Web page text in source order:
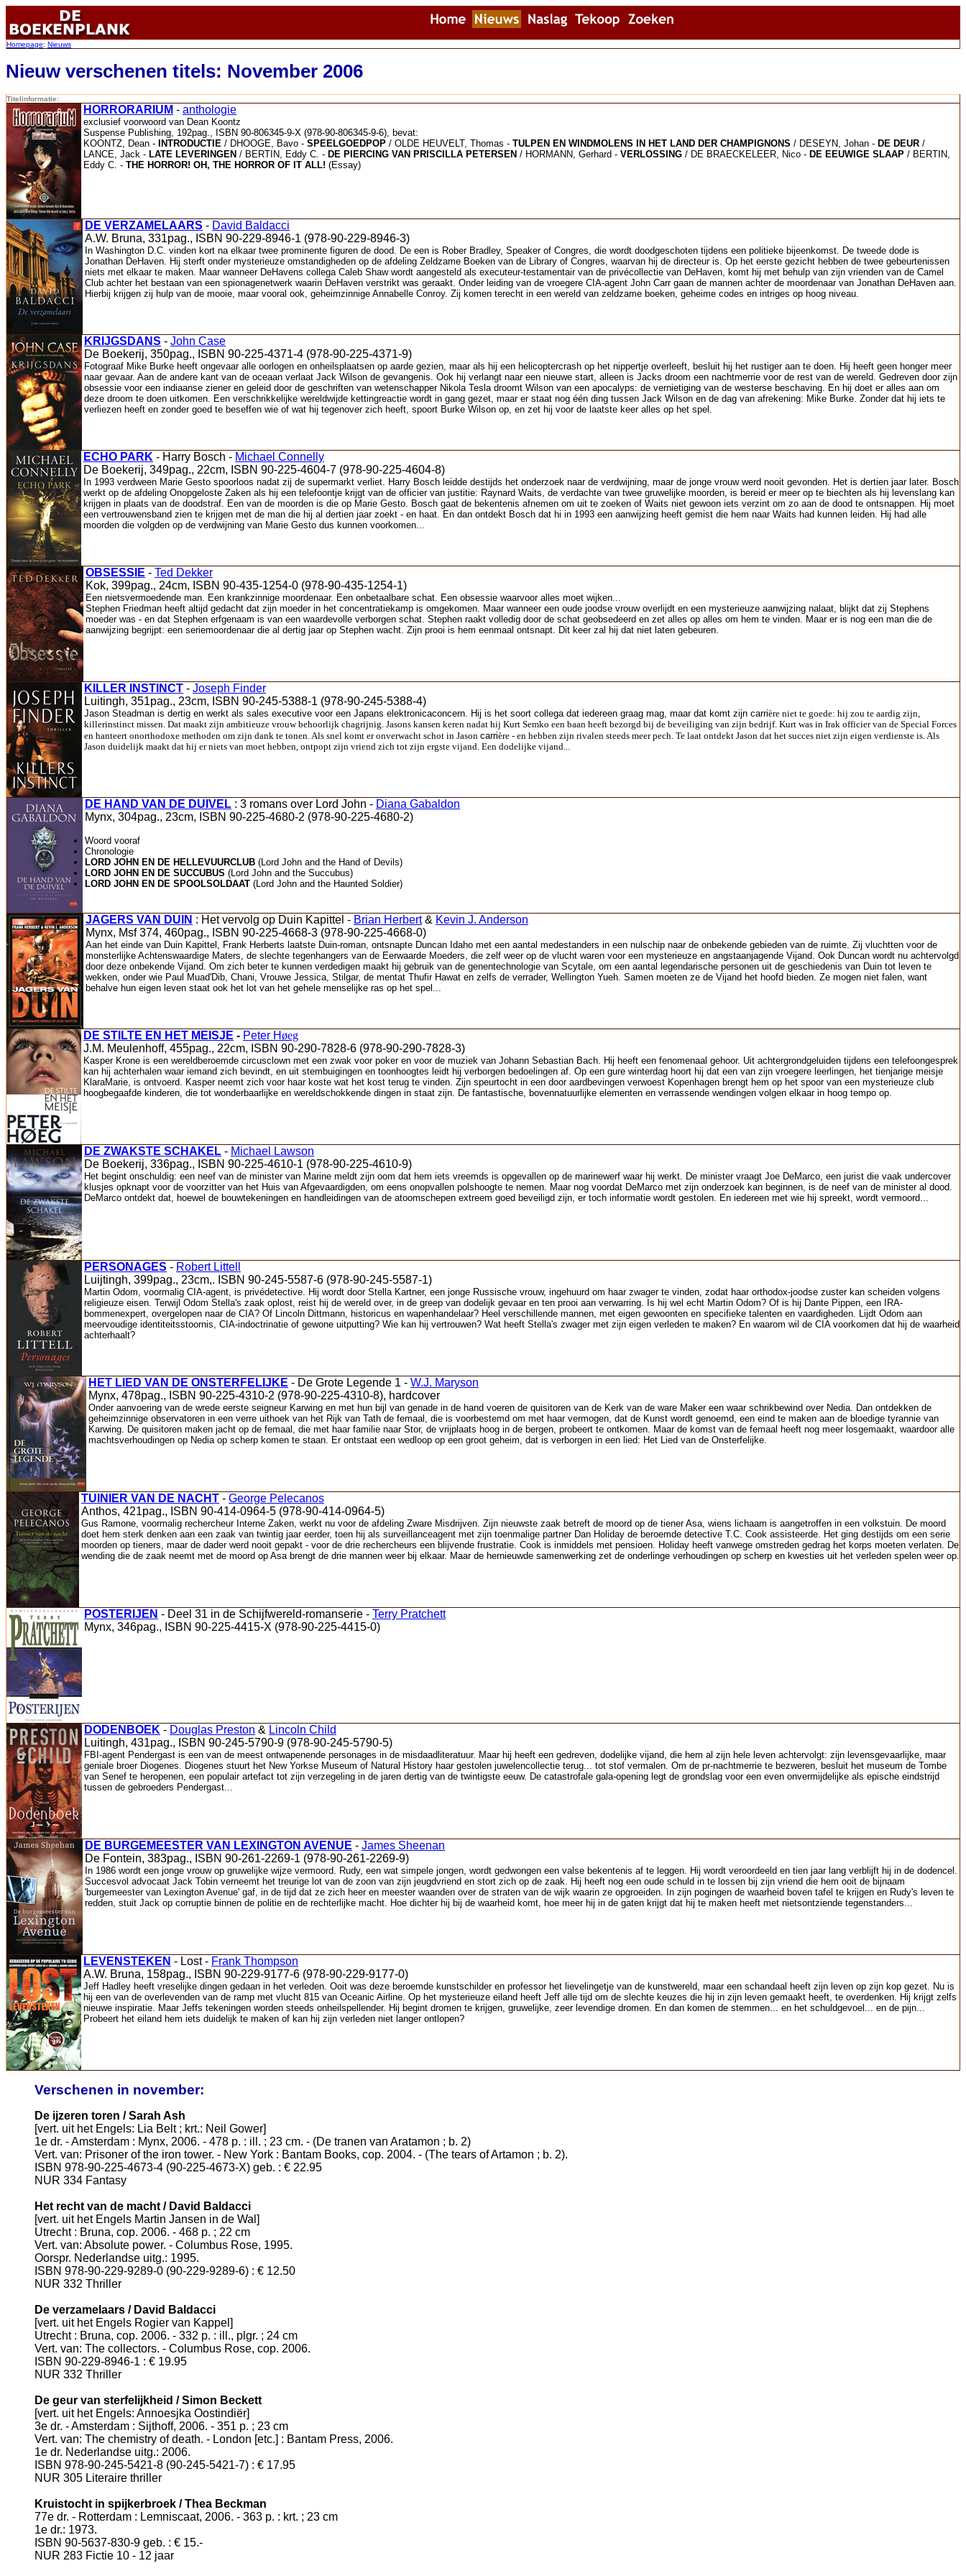
Homepage: Nieuws
Nieuw verschenen titels: November 2006
Titelinformatie:
HORRORARIUM - anthologie
exclusief voorwoord van Dean Koontz
Suspense Publishing, 192pag., ISBN 90-806345-9-X (978-90-806345-9-6), bevat:
KOONTZ, Dean -
INTRODUCTIE / DHOOGE, Bavo - SPEELGOEDPOP / OLDE HEUVELT, Thomas - TULPEN EN WINDMOLENS IN HET LAND DER CHAMPIGNONS / DESEYN, Johan - DE DEUR /
LANCE, Jack - LATE LEVERINGEN / BERTIN, Eddy C. - DE PIERCING VAN PRISCILLA PETERSEN / HORMANN, Gerhard - VERLOSSING / DE BRAECKELEER, Nico - DE EEUWIGE SLAAP / BERTIN,
Eddy C. - THE HORROR! OH, THE HORROR OF IT ALL! (Essay)
DE VERZAMELAARS - David Baldacci
A.W. Bruna, 331pag., ISBN 90-229-8946-1 (978-90-229-8946-3)
In Washington D.C. vinden kort na elkaar twee prominente figuren de dood. De een is Rober Bradley, Speaker of Congres, die wordt doodgeschoten tijdens een politieke bijeenkomst. De tweede dode is
Jonathan DeHaven. Hij sterft onder mysterieuze omstandigheden op de afdeling Zeldzame Boeken van de Library of Congres, waarvan hij de directeur is. Op het eerste gezicht hebben de twee gebeurtenissen
niets met elkaar te maken. Maar wanneer DeHavens collega Caleb Shaw wordt aangesteld als executeur-testamentair van de privécollectie van DeHaven, komt hij met behulp van zijn vrienden van de Camel
Club achter het bestaan van een spionagenetwerk waarin DeHaven verstrikt was geraakt. Onder leiding van de vroegere CIA-agent John Carr gaan de mannen achter de moordenaar van Jonathan DeHaven aan.
Hierbij krijgen zij hulp van de mooie, maar vooral ook, geheimzinnige Annabelle Conroy. Zij komen terecht in een wereld van zeldzame boeken, geheime codes en intriges op hoog niveau.
KRIJGSDANS - John Case
De Boekerij, 350pag., ISBN 90-225-4371-4 (978-90-225-4371-9)
Fotograaf Mike Burke heeft ongevaar alle oorlogen en onheilsplaatsen op aarde gezien, maar als hij een helicoptercrash op het nippertje overleeft, besluit hij het rustiger aan te doen. Hij heeft geen honger meer
naar gevaar. Aan de andere kant van de oceaan verlaat Jack Wilson de gevangenis. Ook hij verlangt naar een nieuwe start, alleen is Jacks droom een nachtmerrie voor de rest van de wereld. Gedreven door zijn
obsessie voor een indiaanse ziener en geleid door de geschriften van wetenschapper Nikola Tesla droomt Wilson van een apocalyps: de vernietiging van de westerse beschaving. En hij doet er alles aan om
deze droom te doen uitkomen. Een verschrikkelijke wereldwijde kettingreactie wordt in gang gezet, maar er staat nog één ding tussen Jack Wilson en de dag van afrekening: Mike Burke. Zonder dat hij iets te
verliezen heeft en zonder goed te beseffen wie of wat hij tegenover zich heeft, spoort Burke Wilson op, en zet hij voor de laatste keer alles op het spel.
ECHO PARK - Harry Bosch - Michael Connelly
De Boekerij, 349pag., 22cm, ISBN 90-225-4604-7 (978-90-225-4604-8)
In 1993 verdween Marie Gesto spoorloos nadat zij de supermarkt verliet. Harry Bosch leidde destijds het onderzoek naar de verdwijning, maar de jonge vrouw werd nooit gevonden. Het is dertien jaar later. Bosch
werkt op de afdeling Onopgeloste Zaken als hij een telefoontje krijgt van de officier van justitie: Raynard Waits, de verdachte van twee gruwelijke moorden, is bereid er meer op te biechten als hij levenslang kan
krijgen in plaats van de doodstraf. Een van de moorden is die op Marie Gesto. Bosch gaat de bekentenis afnemen om uit te zoeken of Waits niet gewoon iets verzint om zo aan de dood te ontsnappen. Hij moet
een vertrouwensband zien te krijgen met de man die hij al dertien jaar zoekt - en haat. En dan ontdekt Bosch dat hi in 1993 een aanwijzing heeft gemist die hem naar Waits had kunnen leiden. Hij had alle
moorden die volgden op de verdwijning van Marie Gesto dus kunnen voorkomen...
OBSESSIE - Ted Dekker
Kok, 399pag., 24cm, ISBN 90-435-1254-0 (978-90-435-1254-1)
Een nietsvermoedende man. Een krankzinnige moordenaar. Een onbetaalbare schat. Een obsessie waarvoor alles moet wijken...
Stephen Friedman heeft altijd gedacht dat zijn moeder in het concentratiekamp is omgekomen. Maar wanneer een oude joodse vrouw overlijdt en een mysterieuze aanwijzing nalaat, blijkt dat zij Stephens
moeder was - en dat Stephen erfgenaam is van een waardevolle verborgen schat. Stephen raakt volledig door de schat geobsedeerd en zet alles op alles om hem te vinden. Maar er is nog een man die de
aanwijzing begrijpt: een seriemoordenaar die al dertig jaar op Stephen wacht. Zijn prooi is hem eenmaal ontsnapt. Dit keer zal hij dat niet laten gebeuren.
KILLER INSTINCT - Joseph Finder
Luitingh, 351pag., 23cm, ISBN 90-245-5388-1 (978-90-245-5388-4)
Jason Steadman is dertig en werkt als sales executive voor een Japans elektronicaconcern. Hij is het soort collega dat iedereen graag mag, maar dat komt zijn carrière niet te goede: hij zou te aardig zijn,
killerinstinct missen. Dat maakt zijn ambitieuze vrouw behoorlijk chagrijnig. Jasons kansen keren nadat hij Kurt Semko een baan heeft bezorgd bij de beveiliging van zijn bedrijf. Kurt was in Irak officier van de Special Forces
en hanteert onorthodoxe methoden om zijn dank te tonen. Als snel komt er onverwacht schot in Jason carrière - en hebben zijn rivalen steeds meer pech. Te laat ontdekt Jason dat het succes niet zijn eigen verdienste is. Als
Jason duidelijk maakt dat hij er niets van moet hebben, ontpopt zijn vriend zich tot zijn ergste vijand. Een dodelijke vijand...
DE HAND VAN DE DUIVEL : 3 romans over Lord John - Diana Gabaldon
Mynx, 304pag., 23cm, ISBN 90-225-4680-2 (978-90-225-4680-2)
Woord vooraf
Chronologie
LORD JOHN EN DE HELLEVUURCLUB (Lord John and the Hand of Devils)
LORD JOHN EN DE SUCCUBUS (Lord John and the Succubus)
LORD JOHN EN DE SPOOLSOLDAAT (Lord John and the Haunted Soldier)
JAGERS VAN DUIN : Het vervolg op Duin Kapittel - Brian Herbert& Kevin J. Anderson
Mynx, Msf 374, 460pag., ISBN 90-225-4668-3 (978-90-225-4668-0)
Aan het einde van Duin Kapittel, Frank Herberts laatste Duin-roman, ontsnapte Duncan Idaho met een aantal medestanders in een nulschip naar de onbekende gebieden van de ruimte. Zij vluchtten voor de
monsterlijke Achtenswaardige Maters, de slechte tegenhangers van de Eerwaarde Moeders, die zelf weer op de vlucht waren voor een mysterieuze en angstaanjagende Vijand. Ook Duncan wordt nu achtervolgd
door deze onbekende Vijand. Om zich beter te kunnen verdedigen maakt hij gebruik van de genentechnologie van Scytale, om een aantal legendarische personen uit de geschiedenis van Duin tot leven te
wekken, onder wie Paul Muad'Dib, Chani, Vrouwe Jessica, Stilgar, de mentat Thufir Hawat en zelfs de verrader, Wellington Yueh. Samen moeten ze de Vijand het hoofd bieden. Ze mogen niet falen, want
behalve hun eigen leven staat ook het lot van het gehele menselijke ras op het spel...
DE STILTE EN HET MEISJE - Peter Høeg
J.M. Meulenhoff, 455pag., 22cm, ISBN 90-290-7828-6 (978-90-290-7828-3)
Kasper Krone is een wereldberoemde circusclown met een zwak voor poker en voor de muziek van Johann Sebastian Bach. Hij heeft een fenomenaal gehoor. Uit achtergrondgeluiden tijdens een telefoongesprek
kan hij achterhalen waar iemand zich bevindt, en uit stembuigingen en toonhoogtes leidt hij verborgen bedoelingen af. Op een gure winterdag hoort hij dat een van zijn vroegere leerlingen, het tienjarige meisje
KlaraMarie, is ontvoerd. Kasper neemt zich voor haar koste wat het kost terug te vinden. Zijn speurtocht in een door aardbevingen verwoest Kopenhagen brengt hem op het spoor van een mysterieuze club
hoogbegaafde kinderen, die tot wonderbaarlijke en wereldschokkende dingen in staat zijn. De fantastische, bovennatuurlijke elementen en verrassende wendingen volgen elkaar in hoog tempo op.
DE ZWAKSTE SCHAKEL - Michael Lawson
De Boekerij, 336pag., ISBN 90-225-4610-1 (978-90-225-4610-9)
Het begint onschuldig: een neef van de minister van Marine meldt zijn oom dat hem iets vreemds is opgevallen op de marinewerf waar hij werkt. De minister vraagt Joe DeMarco, een jurist die vaak undercover
klusjes opknapt voor de voorzitter van het Huis van Afgevaardigden, om eens onopvallen polshoogte te nemen. Maar nog voordat DeMarco met zijn onderzoek kan beginnen, is de neef van de minister al dood.
DeMarco ontdekt dat, hoewel de bouwtekeningen en handleidingen van de atoomschepen extreem goed beveiligd zijn, er toch informatie wordt gestolen. En iedereen met wie hij spreekt, wordt vermoord...
PERSONAGES - Robert Littell
Luijtingh, 399pag., 23cm,. ISBN 90-245-5587-6 (978-90-245-5587-1)
Martin Odom, voormalig CIA-agent, is privédetective. Hij wordt door Stella Kartner, een jonge Russische vrouw, ingehuurd om haar zwager te vinden, zodat haar orthodox-joodse zuster kan scheiden volgens
religieuze eisen. Terwijl Odom Stella's zaak oplost, reist hij de wereld over, in de greep van dodelijk gevaar en ten prooi aan verwarring. Is hij wel echt Martin Odom? Of is hij Dante Pippen, een IRA-
bommenexpert, overgelopen naar de CIA? Of Lincoln Dittmann, historicus en wapenhandelaar? Heel verschillende mannen, met eigen gewoonten en specifieke talenten en vaardigheden. Lijdt Odom aan
meervoudige identiteitsstoornis, CIA-indoctrinatie of gewone uitputting? Wie kan hij vertrouwen? Wat heeft Stella's zwager met zijn eigen verleden te maken? En waarom wil de CIA voorkomen dat hij de waarheid
achterhaalt?
HET LIED VAN DE ONSTERFELIJKE - De Grote Legende 1 - W.J. Maryson
Mynx, 478pag., ISBN 90-225-4310-2 (978-90-225-4310-8), hardcover
Onder aanvoering van de wrede eerste seigneur Karwing en met hun bijl van genade in de hand voeren de quisitoren van de Kerk van de ware Maker een waar schrikbewind over Nedia. Dan ontdekken de
geheimzinnige observatoren in een verre uithoek van het Rijk van Tath de femaal, die is voorbestemd om met haar vermogen, dat de Kunst wordt genoemd, een eind te maken aan de bloedige tyrannie van
Karwing. De quisitoren maken jacht op de femaal, die met haar familie naar Stor, de vrijplaats hoog in de bergen, probeert te ontkomen. Maar de komst van de femaal heeft nog meer losgemaakt, waardoor alle
machtsverhoudingen op Nedia op scherp komen te staan. Er ontstaat een wedloop op een groot geheim, dat is verborgen in een lied: Het Lied van de Onsterfelijke.
TUINIER VAN DE NACHT - George Pelecanos
Anthos, 421pag., ISBN 90-414-0964-5 (978-90-414-0964-5)
Gus Ramone, voormalig rechercheur Interne Zaken, werkt nu voor de afdeling Zware Misdrijven. Zijn nieuwste zaak betreft de moord op de tiener Asa, wiens lichaam is aangetroffen in een volkstuin. De moord
doet hem sterk denken aan een zaak van twintig jaar eerder, toen hij als surveillanceagent met zijn toenmalige partner Dan Holiday de beroemde detective T.C. Cook assisteerde. Het ging destijds om een serie
moorden op tieners, maar de dader werd nooit gepakt - voor de drie rechercheurs een blijvende frustratie. Cook is inmiddels met pensioen. Holiday heeft vanwege omstreden gedrag het korps moeten verlaten. De
wending die de zaak neemt met de moord op Asa brengt de drie mannen weer bij elkaar. Maar de hernieuwde samenwerking zet de onderlinge verhoudingen op scherp en kwesties uit het verleden spelen weer op.
POSTERIJEN - Deel 31 in de Schijfwereld-romanserie - Terry Pratchett
Mynx, 346pag., ISBN 90-225-4415-X (978-90-225-4415-0)
DODENBOEK - Douglas Preston & Lincoln Child
Luitingh, 431pag., ISBN 90-245-5790-9 (978-90-245-5790-5)
FBI-agent Pendergast is een van de meest ontwapenende personages in de misdaadliteratuur. Maar hij heeft een gedreven, dodelijke vijand, die hem al zijn hele leven achtervolgt: zijn levensgevaarlijke, maar
geniale broer Diogenes. Diogenes stuurt het New Yorkse Museum of Natural History haar gestolen juwelencollectie terug... tot stof vermalen. Om de pr-nachtmerrie te bezweren, besluit het museum de Tombe
van Senef te heropenen, een populair artefact tot zijn verzegeling in de jaren dertig van de twintigste eeuw. De catastrofale gala-opening legt de grondslag voor een even onvermijdelijke als epische eindstrijd
tussen de gebroeders Pendergast...
DE BURGEMEESTER VAN LEXINGTON AVENUE - James Sheenan
De Fontein, 383pag., ISBN 90-261-2269-1 (978-90-261-2269-9)
In 1986 wordt een jonge vrouw op gruwelijke wijze vermoord. Rudy, een wat simpele jongen, wordt gedwongen een valse bekentenis af te leggen. Hij wordt veroordeeld en tien jaar lang verblijft hij in de dodencel.
Succesvol advocaat Jack Tobin verneemt het treurige lot van de zoon van zijn jeugdvriend en stort zich op de zaak. Hij heeft nog een oude schuld in te lossen bij zijn vriend die hem ooit de bijnaam
'burgemeester van Lexington Avenue' gaf, in de tijd dat ze zich heer en meester waanden over de straten van de wijk waarin ze opgroeiden. In zijn pogingen de waarheid boven tafel te krijgen en Rudy's leven te
redden, stuit Jack op corruptie binnen de politie en de rechterlijke macht. Hoe dichter hij bij de waarheid komt, hoe meer hij in de gaten krijgt dat hij te maken heeft met nietsontziende tegenstanders...
LEVENSTEKEN - Lost - Frank Thompson
A.W. Bruna, 158pag., ISBN 90-229-9177-6 (978-90-229-9177-0)
Jeff Hadley heeft vreselijke dingen gedaan in het verleden. Ooit was deze beroemde kunstschilder en professor het lievelingetje van de kunstwereld, maar een schandaal heeft zijn leven op zijn kop gezet. Nu is
hij een van de overlevenden van de ramp met vlucht 815 van Oceanic Airline. Op het mysterieuze eiland heeft Jeff alle tijd om de slechte keuzes die hij in zijn leven gemaakt heeft, te overdenken. Hij krijgt zelfs
nieuwe inspiratie. Maar Jeffs tekeningen worden steeds onheilspellender. Hij begint dromen te krijgen, gruwelijke, zeer levendige dromen. En dan komen de stemmen... en het schuldgevoel... en de pijn...
Probeert het eiland hem iets duidelijk te maken of kan hij zijn verleden niet langer ontlopen?
Verschenen in november:
De ijzeren toren / Sarah Ash
[vert. uit het Engels: Lia Belt ; krt.: Neil Gower]
1e dr. - Amsterdam : Mynx, 2006. - 478 p. : ill. ; 23 cm. - (De tranen van Aratamon ; b. 2)
Vert. van: Prisoner of the iron tower. - New York : Bantam Books, cop. 2004. - (The tears of Artamon ; b. 2).
ISBN 978-90-225-4673-4 (90-225-4673-X) geb. : € 22.95
NUR 334 Fantasy
Het recht van de macht / David Baldacci
[vert. uit het Engels Martin Jansen in de Wal]
Utrecht : Bruna, cop. 2006. - 468 p. ; 22 cm
Vert. van: Absolute power. - Columbus Rose, 1995.
Oorspr. Nederlandse uitg.: 1995.
ISBN 978-90-229-9289-0 (90-229-9289-6) : € 12.50
NUR 332 Thriller
De verzamelaars / David Baldacci
[vert. uit het Engels Rogier van Kappel]
Utrecht : Bruna, cop. 2006. - 332 p. : ill., plgr. ; 24 cm
Vert. van: The collectors. - Columbus Rose, cop. 2006.
ISBN 90-229-8946-1 : € 19.95
NUR 332 Thriller
De geur van sterfelijkheid / Simon Beckett
[vert. uit het Engels: Annoesjka Oostindiër]
3e dr. - Amsterdam : Sijthoff, 2006. - 351 p. ; 23 cm
Vert. van: The chemistry of death. - London [etc.] : Bantam Press, 2006.
1e dr. Nederlandse uitg.: 2006.
ISBN 978-90-245-5421-8 (90-245-5421-7) : € 17.95
NUR 305 Literaire thriller
Kruistocht in spijkerbroek / Thea Beckman
77e dr. - Rotterdam : Lemniscaat, 2006. - 363 p. : krt. ; 23 cm
1e dr.: 1973.
ISBN 90-5637-830-9 geb. : € 15.-
NUR 283 Fictie 10 - 12 jaar